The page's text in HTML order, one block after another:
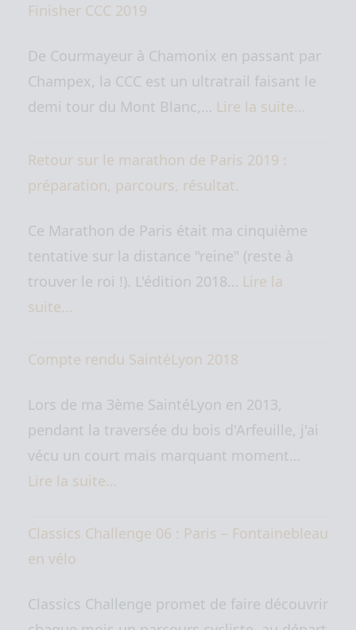
Finisher CCC 2019
De Courmayeur à Chamonix en passant par
Champex, la CCC est un ultratrail faisant le
demi tour du Mont Blanc,… Lire la suite…
Retour sur le marathon de Paris 2019 :
préparation, parcours, résultat.
Ce Marathon de Paris était ma cinquième
tentative sur la distance "reine" (reste à
trouver le roi !). L'édition 2018… Lire la
suite…
Compte rendu SaintéLyon 2018
Lors de ma 3ème SaintéLyon en 2013,
pendant la traversée du bois d'Arfeuille, j'ai
vécu un court mais marquant moment…
Lire la suite…
Classics Challenge 06 : Paris – Fontainebleau
en vélo
Classics Challenge promet de faire découvrir